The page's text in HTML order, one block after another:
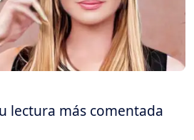
lectura más comentada